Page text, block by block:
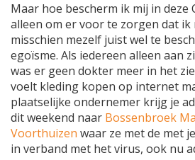
Maar hoe bescherm ik mij in deze
alleen om er voor te zorgen dat
misschien mezelf juist wel te
egoïsme. Als iedereen alleen aan
was er geen dokter meer in het
voelt kleding kopen op internet
plaatselijke ondernemer krijg je
dit weekend naar Bossenbroek
Voorthuizen waar ze met de met
in verband met het virus, ook nu